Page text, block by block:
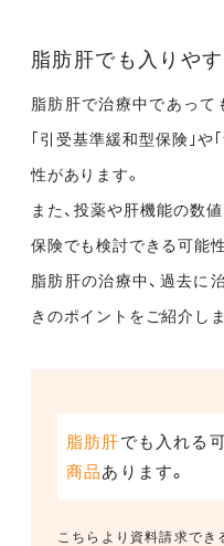
脂肪肝でも入りや
脂肪肝で治療中であって
｢引受基準緩和型保険｣
性があります。
また、投薬や肝機能の数
保険でも検討できる可能
脂肪肝の治療中、過去に
きのポイントをご紹介しま
脂肪肝でも入れる
商品あります。
こちらより資料請求でき